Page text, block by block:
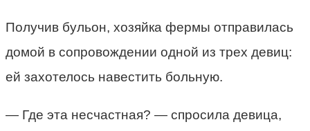
Получив бульон, хозяйка фермы отправилась
домой в сопровождении одной из трех девиц:
ей захотелось навестить больную.
— Где эта несчастная? — спросила девица,